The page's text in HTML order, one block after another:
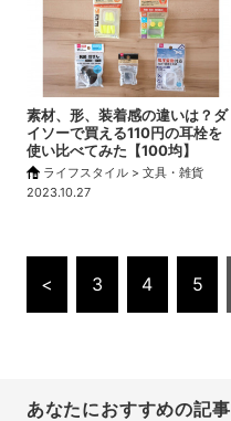
素材、形、装着感の違いは？ダ
イソーで買える110円の耳栓を
使い比べてみた【100均】
ライフスタイル > 文具・雑貨
2023.10.27
< 3 4 5
あなたにおすすめの記事